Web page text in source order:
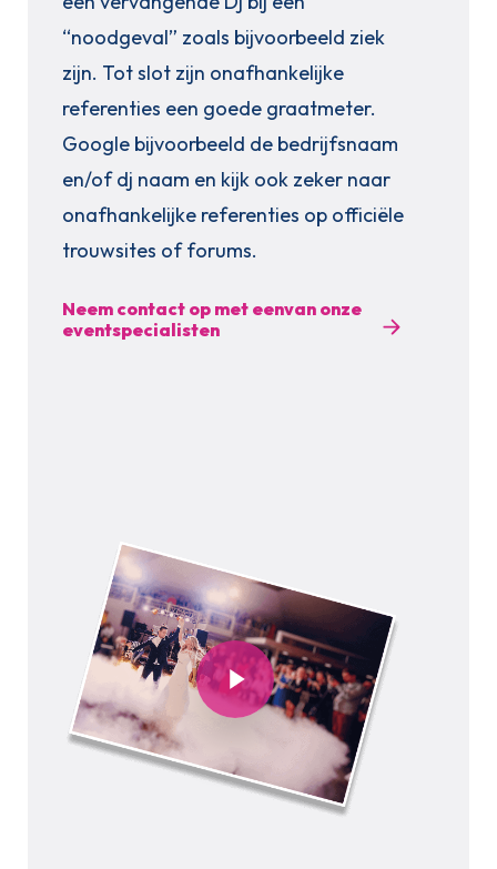
“noodgeval” zoals bijvoorbeeld ziek
zijn. Tot slot zijn onafhankelijke
referenties een goede graatmeter.
Google bijvoorbeeld de bedrijfsnaam
en/of dj naam en kijk ook zeker naar
onafhankelijke referenties op officiële
trouwsites of forums.
Neem contact op met eenvan onze
eventspecialisten
Play Video